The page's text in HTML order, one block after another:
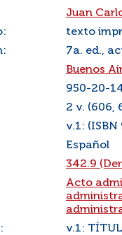
Juan
texto
7a. ed.,
Buenos
950-20-
2 v. (606,
v.1:
Español
342.9
Acto
v.1: